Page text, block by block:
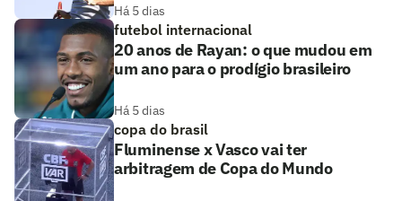
Há 5 dias
futebol internacional
20 anos de Rayan: o que mudou em
um ano para o prodígio brasileiro
Há 5 dias
copa do brasil
Fluminense x Vasco vai ter
arbitragem de Copa do Mundo